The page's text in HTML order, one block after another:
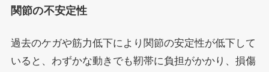
関節の不安定性
過去のケガや筋力低下により関節の安定性が低下して
いると、わずかな動きでも靭帯に負担がかかり、損傷